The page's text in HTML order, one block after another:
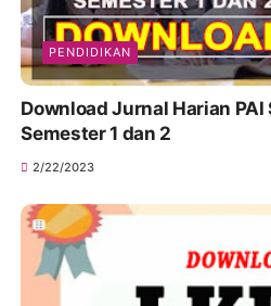
PENDIDIKAN
Download Jurnal Harian PAI
Semester 1 dan 2
2/22/2023